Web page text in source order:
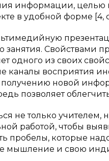
информации, целью
в удобной форме [4,
Свойствами
одного из своих
каналы восприятия
получению новой
позволяет
не только учителем,
работой, чтобы
пробелы, которые
мышление и свою